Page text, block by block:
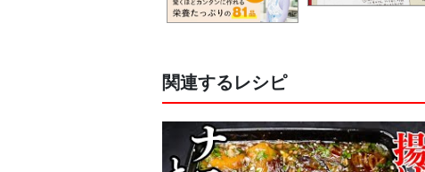
関連するレシピ